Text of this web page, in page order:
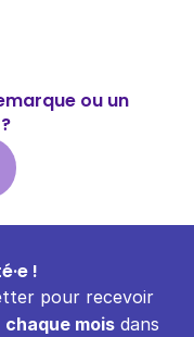
ou un
!
pour recevoir
chaque moisdans